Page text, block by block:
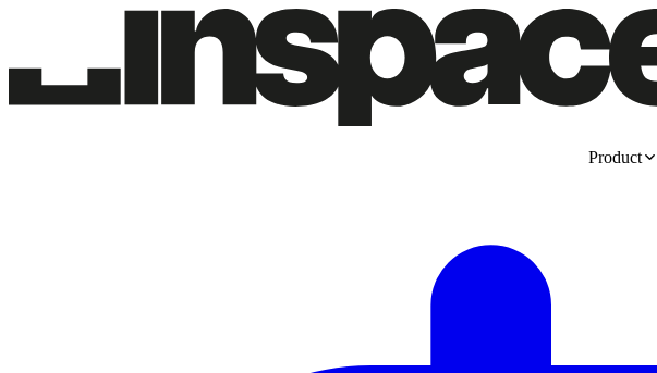
Product